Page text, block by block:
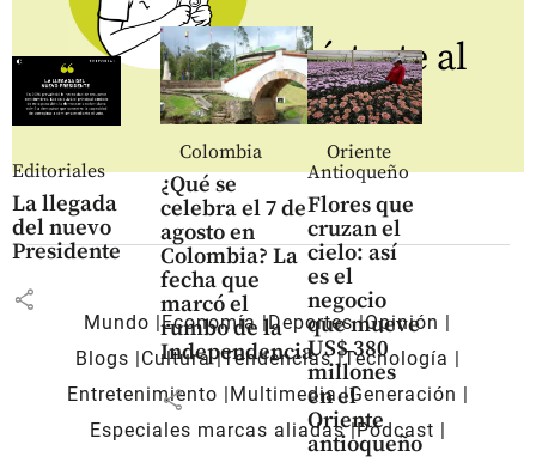
Editoriales
La llegada
del nuevo
Presidente
share
Colombia
¿Qué se
celebra el 7 de
agosto en
Colombia? La
fecha que
marcó el
rumbo de la
Independencia
share
Oriente
Antioqueño
Flores que
cruzan el
cielo: así
es el
negocio
que mueve
US$ 380
millones
en el
Oriente
antioqueño
Regístrate al
newsletter
Mundo Economía Deportes Opinión
Blogs
Cultura Tendencias Tecnología
Entretenimiento
Multimedia
Generación
Especiales marcas aliadas Pódcast